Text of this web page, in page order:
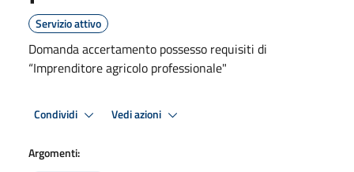
Servizio attivo
Domanda accertamento possesso requisiti di
“Imprenditore agricolo professionale"
Condividi Vedi azioni
Argomenti: